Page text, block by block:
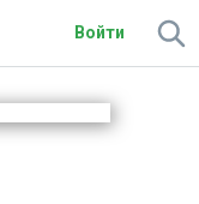
Войти